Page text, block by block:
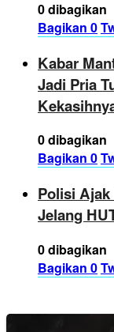
0 dibagikan
Bagikan 0
Kabar
Jadi Pria
0 dibagikan
Bagikan 0
Polisi
Jelang
0 dibagikan
Bagikan 0